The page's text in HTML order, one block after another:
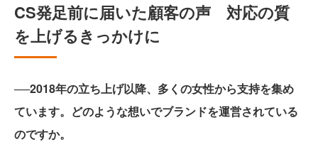
CS発足前に届いた顧客の声 対応の質
を上げるきっかけに
──2018年の立ち上げ以降、多くの女性から支持を集め
ています。どのような想いでブランドを運営されている
のですか。